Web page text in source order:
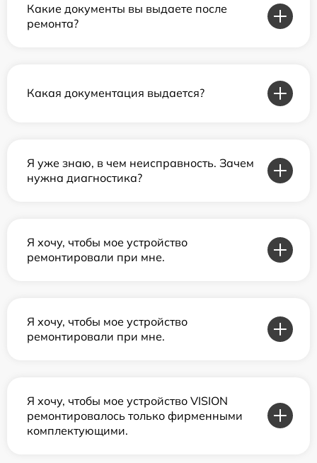
Какие документы вы выдаете после
ремонта?
Какая документация выдается?
Я уже знаю, в чем неисправность. Зачем
нужна диагностика?
Я хочу, чтобы мое устройство
ремонтировали при мне.
Я хочу, чтобы мое устройство
ремонтировали при мне.
Я хочу, чтобы мое устройство VISION
ремонтировалось только фирменными
комплектующими.